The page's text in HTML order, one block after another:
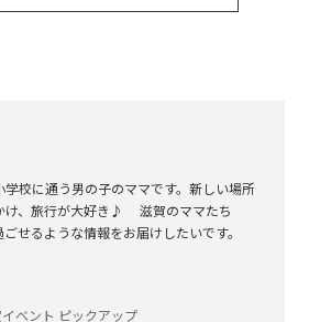
校に通う男の子のママです。新しい場所
け、旅行が大好き♪ 滋賀のママたち
せるような情報をお届けしたいです。
ベント ピックアップ